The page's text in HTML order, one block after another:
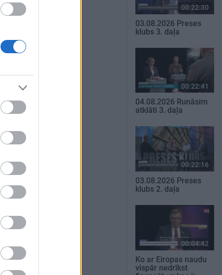
00:22:30
03.08.2026 Preses
klubs 3. daļa
00:22:41
04.08.2026 Runāsim
atklāti 3. daļa
00:22:16
03.08.2026 Preses
klubs 2. daļa
00:04:42
Ko ar Eiropas naudu
vispār nedrīkst